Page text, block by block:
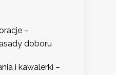
–
doboru
i kawalerki –